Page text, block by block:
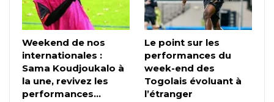
Weekend de nos
internationales :
Sama Koudjoukalo à
la une, revivez les
performances…
Le point sur les
performances du
week-end des
Togolais évoluant à
l’étranger